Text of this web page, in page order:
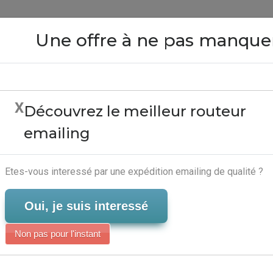
Word 2007 -
Close
Une offre à ne pas
XDécouvrez le meilleur routeur
emailing
Etes-vous interessé par une expédition emailing de qualité ?
Oui, je suis interessé
Non pas pour l'instant